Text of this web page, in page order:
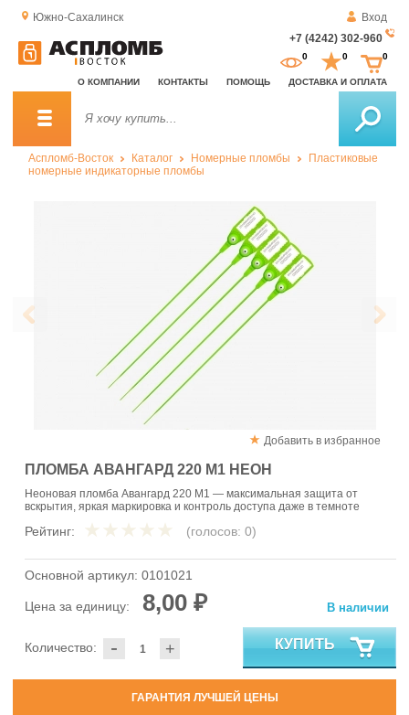
Южно-Сахалинск
Вход
+7 (4242) 302-960
О КОМПАНИИ КОНТАКТЫ ПОМОЩЬ ДОСТАВКА И ОПЛАТА
0 0 0
Аспломб-Восток Каталог Номерные пломбы
Пластиковые
номерные индикаторные пломбы
Добавить в избранное
ПЛОМБА АВАНГАРД 220 М1 НЕОН
Неоновая пломба Авангард 220 М1 — максимальная защита от
вскрытия, яркая маркировка и контроль доступа даже в темноте
Рейтинг: (голосов: 0)
Основной артикул: 0101021
Цена за единицу: 8,00 ₽
- +
Количество:
В наличии
КУПИТЬ
ГАРАНТИЯ ЛУЧШЕЙ ЦЕНЫ